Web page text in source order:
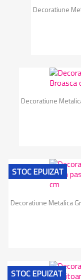
Decoratiune
Decoratiune
Decoratiune Metalica
STOC EPUIZAT
STOC EPUIZAT